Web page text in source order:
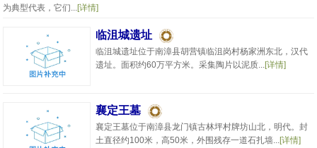
为典型代表，它们...[详情]
临沮城遗址
临沮城遗址位于南漳县胡营镇临沮岗村杨家洲东北，汉代
遗址。面积约60万平方米。采集陶片以泥质...[详情]
襄定王墓
襄定王墓位于南漳县龙门镇古林坪村牌坊山北，明代。封
土直径约100米，高50米，外围残存一道石扎墙...[详情]